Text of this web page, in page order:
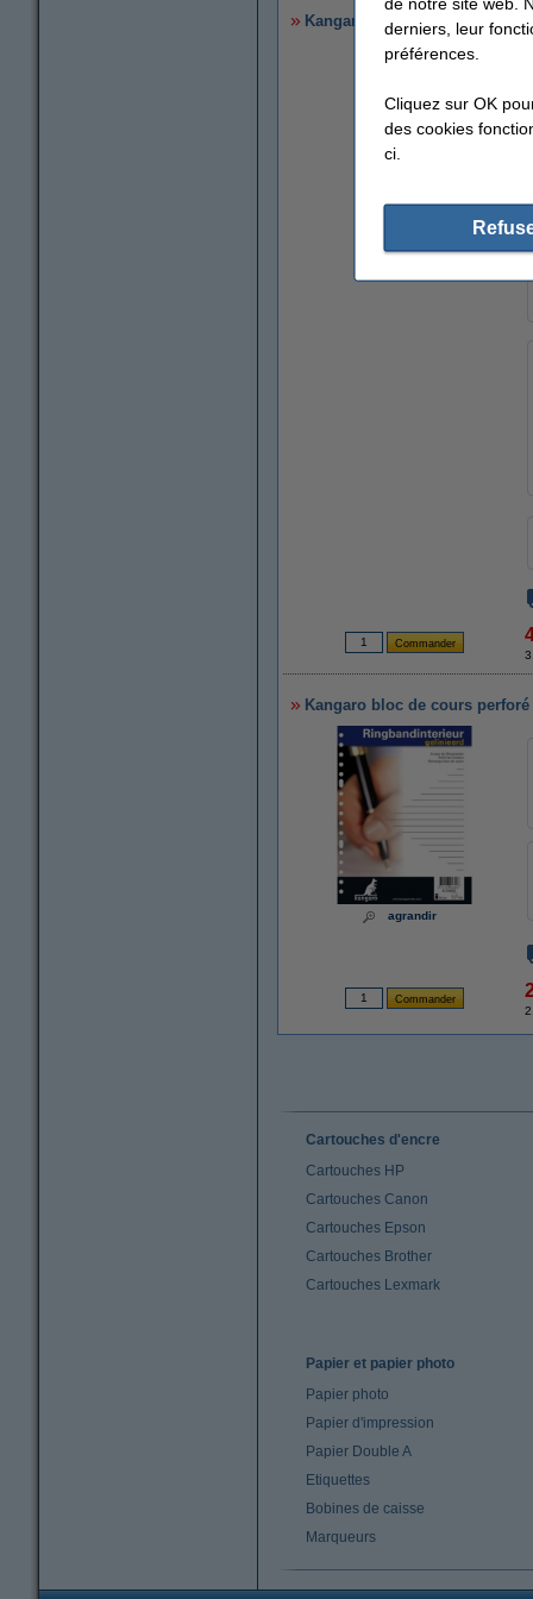
Kangaro classeur à 17
Kangaro bloc de cours
agrandir
Cartouches d'encre
Cartouches HP
Cartouches Canon
Cartouches Epson
Cartouches Brother
Cartouches Lexmark
Papier et papier photo
Papier photo
Papier d'impression
Papier Double A
Etiquettes
Bobines de caisse
Marqueurs
derniers, leur
préférences.
Cliquez sur OK
des cookies
ci.